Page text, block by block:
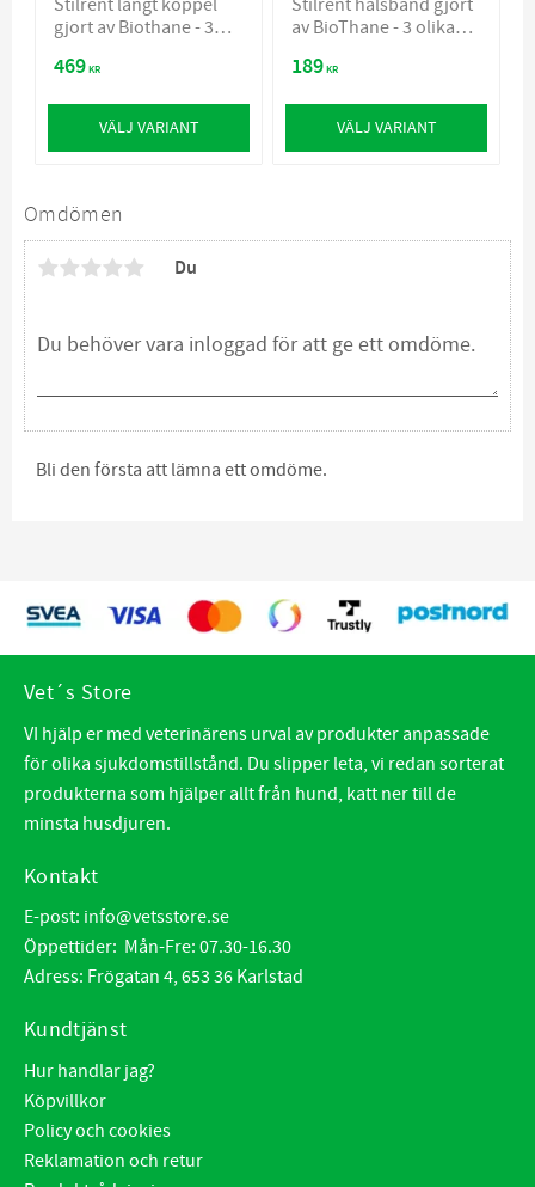
Omdömen
Du
Bli den första att lämna ett omdöme.
Stilrent långt koppel
gjort av Biothane - 3
469KR
VÄLJ VARIANT
Stilrent halsband gjort
av BioThane - 3 olika
189KR
VÄLJ VARIANT
Vet´s Store
VI hjälp er med veterinärens urval av produkter anpassade
för olika sjukdomstillstånd. Du slipper leta, vi redan sorterat
produkterna som hjälper allt från hund, katt ner till de
minsta husdjuren.
Kontakt
E-post: info@vetsstore.se
Öppettider: Mån-Fre: 07.30-16.30
Adress: Frögatan 4, 653 36 Karlstad
Kundtjänst
Hur handlar jag?
Köpvillkor
Policy och cookies
Reklamation och retur